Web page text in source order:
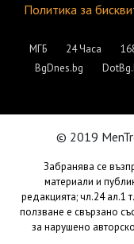
Политика за
МГБ 24 Часа
BgDnes.bg
© 2019
Забранява се
материали и
редакцията; чл.24 ал.1
ползване е свързано
за нарушено